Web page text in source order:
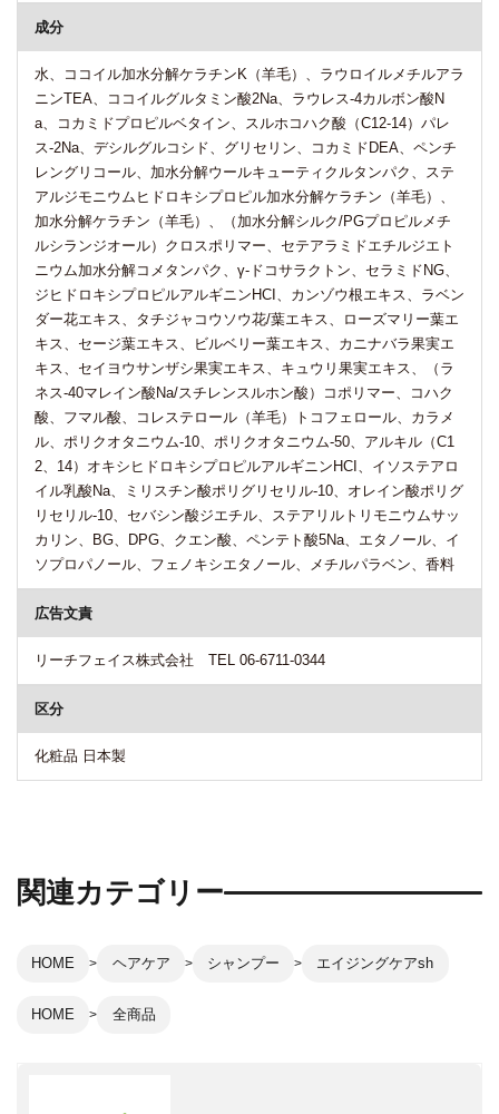
成分
水、ココイル加水分解ケラチンK（羊毛）、ラウロイルメチルアラ
ニンTEA、ココイルグルタミン酸2Na、ラウレス-4カルボン酸N
a、コカミドプロピルベタイン、スルホコハク酸（C12-14）パレ
ス-2Na、デシルグルコシド、グリセリン、コカミドDEA、ペンチ
レングリコール、加水分解ウールキューティクルタンパク、ステ
アルジモニウムヒドロキシプロピル加水分解ケラチン（羊毛）、
加水分解ケラチン（羊毛）、（加水分解シルク/PGプロピルメチ
ルシランジオール）クロスポリマー、セテアラミドエチルジエト
ニウム加水分解コメタンパク、γ-ドコサラクトン、セラミドNG、
ジヒドロキシプロピルアルギニンHCI、カンゾウ根エキス、ラベン
ダー花エキス、タチジャコウソウ花/葉エキス、ローズマリー葉エ
キス、セージ葉エキス、ビルベリー葉エキス、カニナバラ果実エ
キス、セイヨウサンザシ果実エキス、キュウリ果実エキス、（ラ
ネス-40マレイン酸Na/スチレンスルホン酸）コポリマー、コハク
酸、フマル酸、コレステロール（羊毛）トコフェロール、カラメ
ル、ポリクオタニウム-10、ポリクオタニウム-50、アルキル（C1
2、14）オキシヒドロキシプロピルアルギニンHCI、イソステアロ
イル乳酸Na、ミリスチン酸ポリグリセリル-10、オレイン酸ポリグ
リセリル-10、セバシン酸ジエチル、ステアリルトリモニウムサッ
カリン、BG、DPG、クエン酸、ペンテト酸5Na、エタノール、イ
ソプロパノール、フェノキシエタノール、メチルパラベン、香料
広告文責
リーチフェイス株式会社 TEL 06-6711-0344
区分
化粧品 日本製
関連カテゴリー
HOME ヘアケア シャンプー エイジングケアsh
HOME 全商品